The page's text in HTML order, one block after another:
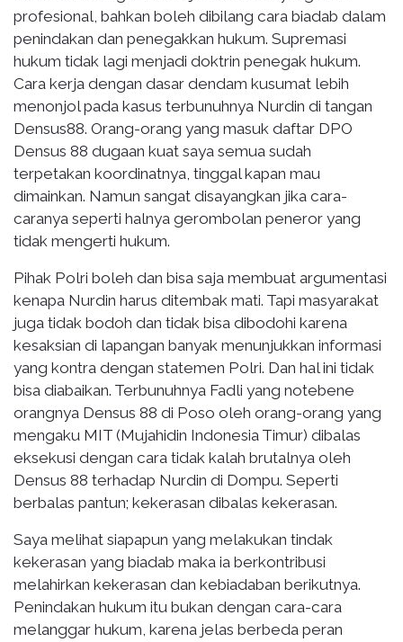
profesional, bahkan boleh dibilang cara biadab dalam
penindakan dan penegakkan hukum. Supremasi
hukum tidak lagi menjadi doktrin penegak hukum.
Cara kerja dengan dasar dendam kusumat lebih
menonjol pada kasus terbunuhnya Nurdin di tangan
Densus88. Orang-orang yang masuk daftar DPO
Densus 88 dugaan kuat saya semua sudah
terpetakan koordinatnya, tinggal kapan mau
dimainkan. Namun sangat disayangkan jika cara-
caranya seperti halnya gerombolan peneror yang
tidak mengerti hukum.
Pihak Polri boleh dan bisa saja membuat argumentasi
kenapa Nurdin harus ditembak mati. Tapi masyarakat
juga tidak bodoh dan tidak bisa dibodohi karena
kesaksian di lapangan banyak menunjukkan informasi
yang kontra dengan statemen Polri. Dan hal ini tidak
bisa diabaikan. Terbunuhnya Fadli yang notebene
orangnya Densus 88 di Poso oleh orang-orang yang
mengaku MIT (Mujahidin Indonesia Timur) dibalas
eksekusi dengan cara tidak kalah brutalnya oleh
Densus 88 terhadap Nurdin di Dompu. Seperti
berbalas pantun; kekerasan dibalas kekerasan.
Saya melihat siapapun yang melakukan tindak
kekerasan yang biadab maka ia berkontribusi
melahirkan kekerasan dan kebiadaban berikutnya.
Penindakan hukum itu bukan dengan cara-cara
melanggar hukum, karena jelas berbeda peran